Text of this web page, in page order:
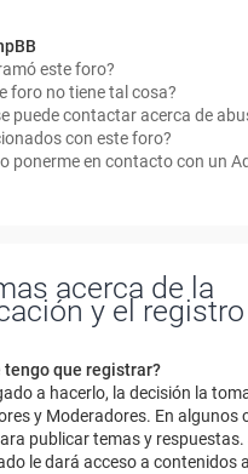
este foro?
foro no tiene tal cosa?
puede contactar acerca de
con este foro?
ponerme en contacto con un
acerca de la
y el registro
tengo que registrar?
a hacerlo, la decisión la
y Moderadores. En algunos
publicar temas y respuestas.
le dará acceso a contenidos